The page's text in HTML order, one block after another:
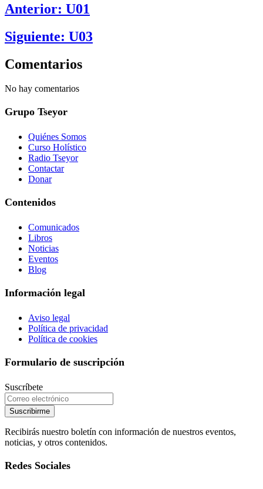
Anterior: U01
Siguiente: U03
Comentarios
No hay comentarios
Grupo Tseyor
Quiénes Somos
Curso Holístico
Radio Tseyor
Contactar
Donar
Contenidos
Comunicados
Libros
Noticias
Eventos
Blog
Información legal
Aviso legal
Política de privacidad
Política de cookies
Formulario de suscripción
Suscríbete
Suscribirme
Recibirás nuestro boletín con información de nuestros eventos,
noticias, y otros contenidos.
Redes Sociales